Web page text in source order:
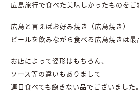
広島旅行で食べた美味しかったものをご
広島と言えばお好み焼き（広島焼き）
ビールを飲みながら食べる広島焼きは最
お店によって姿形はもちろん、
ソース等の違いもありまして
連日食べても飽きない品でございました。